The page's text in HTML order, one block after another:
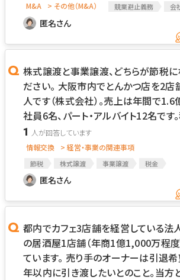
M&A > その他（M&A） 競業避止義務 会
匿名さん
株式譲渡と事業譲渡、どちらが節税に
ださい。 大阪市内でとんかつ店を2店
人です（株式会社）。売上は年間で1.6
社員6名、パート・アルバイト12名です
1
情報交換 > 経営・事業の関連事項
節税 株式譲渡 事業譲渡 税金
匿名さん
都内でカフェ3店舗を経営している法
の居酒屋1店舗（年商1億1,000万程
ています。 売り手のオーナーは引退
年以内に引き渡したいとのこと。当方